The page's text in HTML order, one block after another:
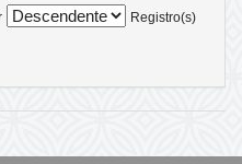
Registro(s)